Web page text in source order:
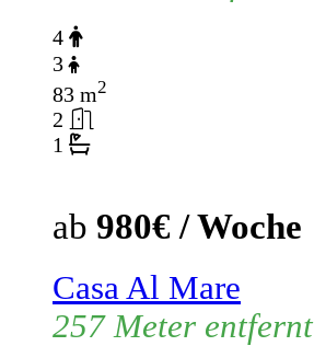
4
3
83 m2
2
1
ab 980€ / Woche
Casa Al Mare
257 Meter entfernt